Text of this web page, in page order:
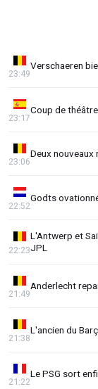
Verschaeren
23:49
Coup de
23:17
Deux
23:06
Godts
22:52
L'Antwerp et
JPL
22:23
Anderlecht
21:49
L'ancien du
21:38
Le PSG sort
21:22